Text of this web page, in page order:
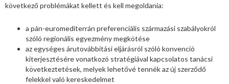
következő problémákat kellett és kell megoldania:
a pán-euromediterrán preferenciális származási szabályokról
szóló regionális egyezmény megkötése
az egységes árutovábbítási eljárásról szóló konvenció
kiterjesztésére vonatkozó stratégiával kapcsolatos tanácsi
következtetések, melyek lehetővé tennék az új szerződő
felekkel való kereskedelmet